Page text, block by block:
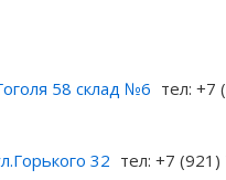
58 склад №6 тел: +7
32 тел: +7